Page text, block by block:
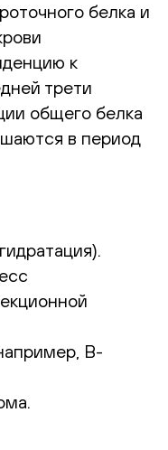
белка и
к
трети
общего белка
в период
В-